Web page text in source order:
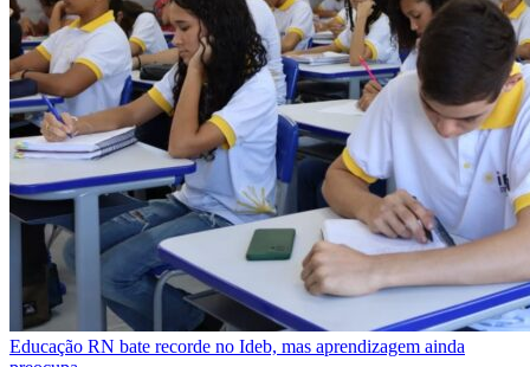
Educação RN bate recorde no Ideb, mas aprendizagem ainda